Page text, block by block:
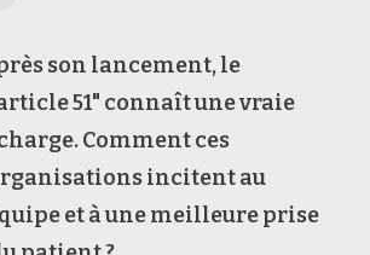
son lancement, le
51" connaît une vraie
Comment ces
incitent au
et à une meilleure prise